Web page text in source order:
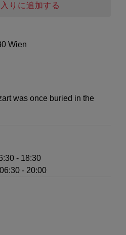
りに追加する
Wien
was once buried in the
- 18:30
- 20:00